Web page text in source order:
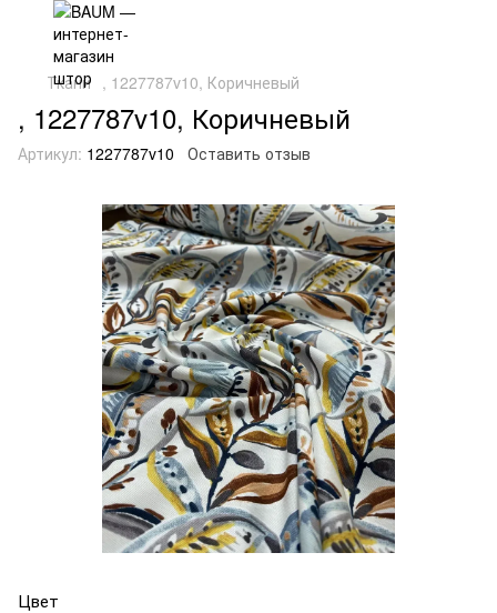
Ткани , 1227787v10, Коричневый
, 1227787v10, Коричневый
Артикул: 1227787v10 Оставить отзыв
Цвет